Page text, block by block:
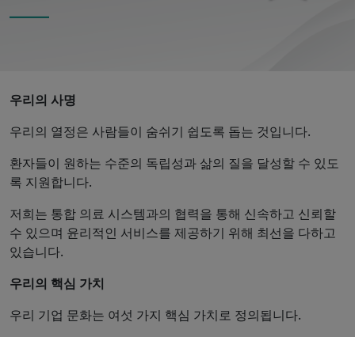
우리의 사명
우리의 열정은 사람들이 숨쉬기 쉽도록 돕는 것입니다.
환자들이 원하는 수준의 독립성과 삶의 질을 달성할 수 있도
록 지원합니다.
저희는 통합 의료 시스템과의 협력을 통해 신속하고 신뢰할
수 있으며 윤리적인 서비스를 제공하기 위해 최선을 다하고
있습니다.
우리의 핵심 가치
우리 기업 문화는 여섯 가지 핵심 가치로 정의됩니다.